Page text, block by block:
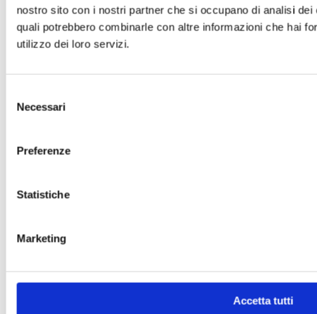
nostro sito con i nostri partner che si occupano di analisi
quali potrebbero combinarle con altre informazioni che hai
utilizzo dei loro servizi.
delNecessari
Preferenze
Statistiche
Marketing
Accetta tutti